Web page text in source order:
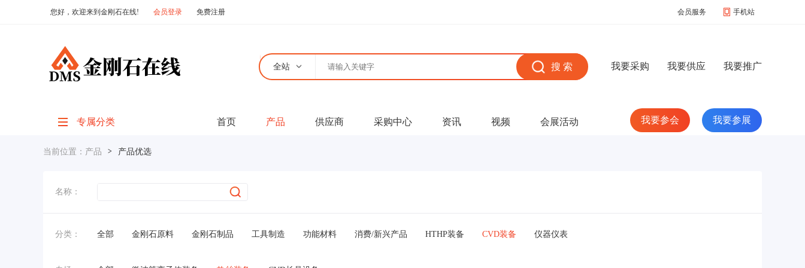
您好，欢迎来到金刚石在线! 会员登录 免费注册 会员服务 手机站
全站 我要采购 我要供应 我要推广
专属分类 首页 产品 供应商 采购中心 资讯 视频 会展活动 我要参会 我要参展
当前位置： 产品 > 产品优选
名称：
分类： 全部 金刚石原料 金刚石制品 工具制造 功能材料 消费/新兴产品 HTHP装备 CVD装备 仪器仪表